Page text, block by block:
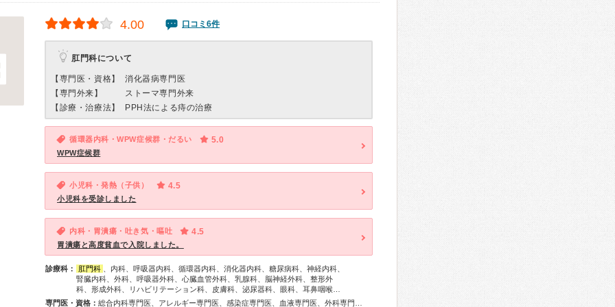
4.00 口コミ6件
肛門科について
【専門医・資格】
消化器病専門医
【専門外来】
ストーマ専門外来
【診療・治療法】
PPH法による痔の治療
循環器内科・WPW症候群・だるい 5.0
WPW症候群
小児科・発熱（子供） 4.5
小児科を受診しました
内科・胃潰瘍・吐き気・嘔吐 4.5
胃潰瘍と高度貧血で入院しました。
診療科： 肛門科
、内科、呼吸器内科、循環器内科、消化器内科、糖尿病科、神経内科、
腎臓内科、外科、呼吸器外科、心臓血管外科、乳腺科、脳神経外科、整形外
科、形成外科、リハビリテーション科、皮膚科、泌尿器科、眼科、耳鼻咽喉…
専門医・資格：